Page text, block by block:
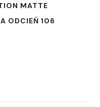
MATTE
ODCIEŃ 106